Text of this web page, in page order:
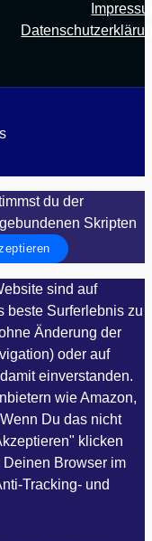
du der
Skripten
sind auf
beste Surferlebnis zu
Änderung der
oder auf
einverstanden.
wie Amazon,
Du das nicht
klicken
Browser im
Tracking- und